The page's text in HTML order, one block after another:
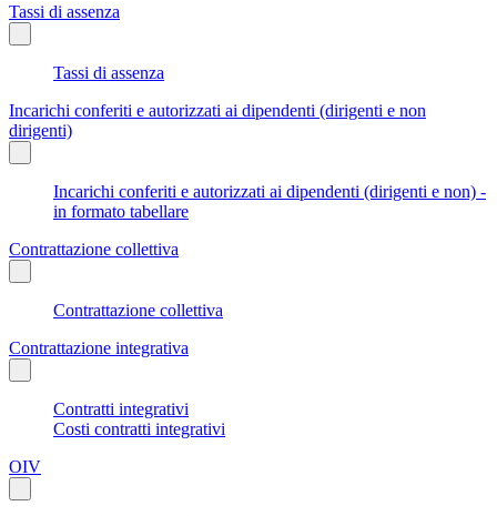
Tassi di assenza
Tassi di assenza
Incarichi conferiti e autorizzati ai dipendenti (dirigenti e non
dirigenti)
Incarichi conferiti e autorizzati ai dipendenti (dirigenti e non) -
in formato tabellare
Contrattazione collettiva
Contrattazione collettiva
Contrattazione integrativa
Contratti integrativi
Costi contratti integrativi
OIV